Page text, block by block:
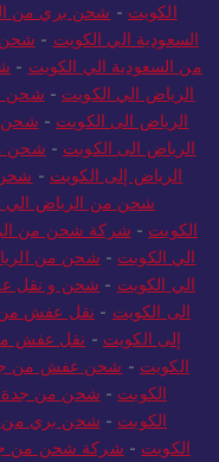
الكويت - شحن بري من
السعودية الي الكويت - شحن
من السعودية الي الكويت -
الرياض الي الكويت - شحن
الرياض الى الكويت - شحن
الرياض الى الكويت - شحن
الرياض إلى الكويت -
شحن من الرياض الي
الكويت - شركة شحن من
الي الكويت - شحن من
الي الكويت - شحن و نقل
الى الكويت - نقل عفش من
إلى الكويت - نقل عفش
الكويت - شحن عفش من
الكويت - شحن من جدة
الكويت - شحن بري من
الكويت - شركة شحن من